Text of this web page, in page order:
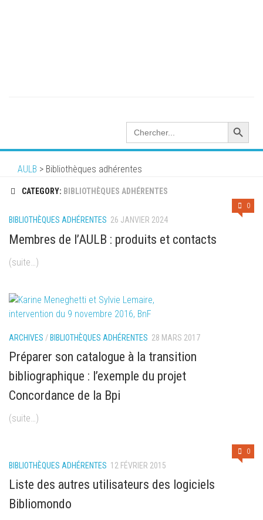
Search
for:
Search Button
AULB > Bibliothèques adhérentes
CATEGORY: BIBLIOTHÈQUES ADHÉRENTES
0
BIBLIOTHÈQUES ADHÉRENTES 26 JANVIER 2024
Membres de l’AULB : produits et contacts
(suite…)
ARCHIVES /BIBLIOTHÈQUES ADHÉRENTES 28 MARS 2017
Préparer son catalogue à la transition
bibliographique : l’exemple du projet
Concordance de la Bpi
(suite…)
0
BIBLIOTHÈQUES ADHÉRENTES 12 FÉVRIER 2015
Liste des autres utilisateurs des logiciels
Bibliomondo